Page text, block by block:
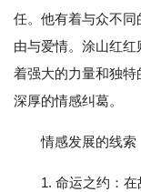
任。他有着与众不
由与爱情。涂山红
着强大的力量和独
深厚的情感纠葛。
情感发展的线索
1. 命运之约：